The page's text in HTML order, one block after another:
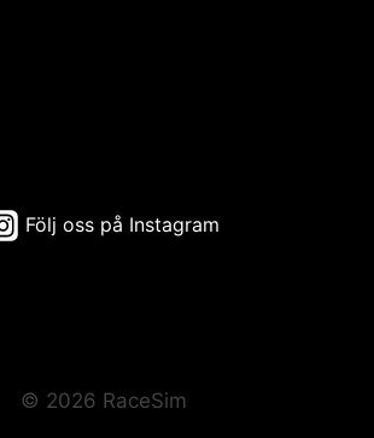
Följ oss på Instagram
© 2026 RaceSim